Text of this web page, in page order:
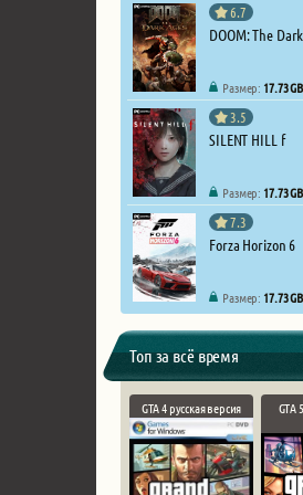
6.7
DOOM: The
Размер: 17.73 GB
3.5
SILENT HILL f
Размер: 17.73 GB
7.3
Forza Horizon 6
Размер: 17.73 GB
Топ за всё время
GTA 4 русская версия
GTA